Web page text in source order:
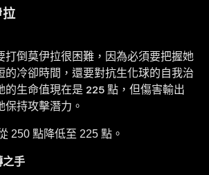
拉
打倒莫伊拉很困難，因為必須要把握她
的冷卻時間，還要對抗生化球的自我治
的生命值現在是 225 點，但傷害輸出
持攻擊潛力。
250 點降低至 225 點。
之手